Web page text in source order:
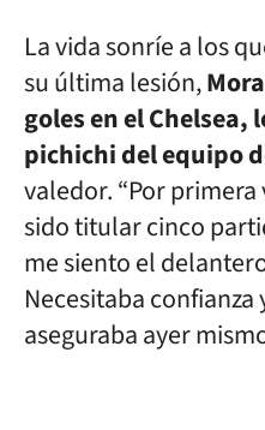
La vida sonríe a los
su última lesión,
goles en el Chelsea,
pichichi del equipo
valedor. “Por
sido titular cinco
me siento el
Necesitaba confianza
aseguraba ayer